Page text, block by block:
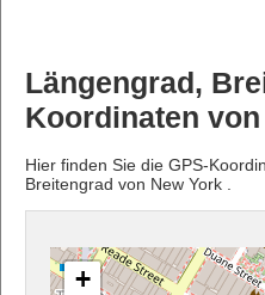
Längengrad,
Koordinaten
Hier finden Sie die GPS-
Breitengrad von New York .
+